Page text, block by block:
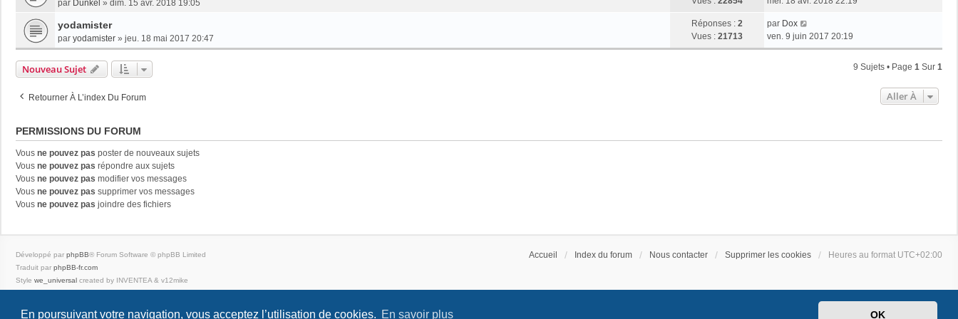
En poursuivant votre navigation, vous acceptez l’utilisation de cookies. En savoir plus OK
par Dunkel » dim. 15 avr. 2018 19:05
yodamister
par yodamister » jeu. 18 mai 2017 20:47
Réponses : 2
Vues : 21713
par Dox
ven. 9 juin 2017 20:19
Nouveau Sujet 9 Sujets • Page 1 Sur 1
Retourner À L’index Du Forum Aller À
PERMISSIONS DU FORUM
Vous ne pouvez pas poster de nouveaux sujets
Vous ne pouvez pas répondre aux sujets
Vous ne pouvez pas modifier vos messages
Vous ne pouvez pas supprimer vos messages
Vous ne pouvez pas joindre des fichiers
Accueil Index du forum Nous contacter Supprimer les cookies Heures au format UTC+02:00
Développé par phpBB® Forum Software © phpBB Limited
Traduit par phpBB-fr.com
Style we_universal created by INVENTEA & v12mike